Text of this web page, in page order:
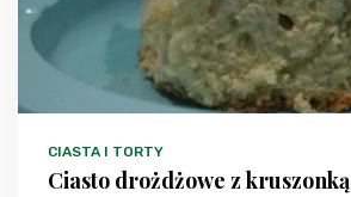
CIASTA I TORTY
Ciasto drożdżowe z kruszonką